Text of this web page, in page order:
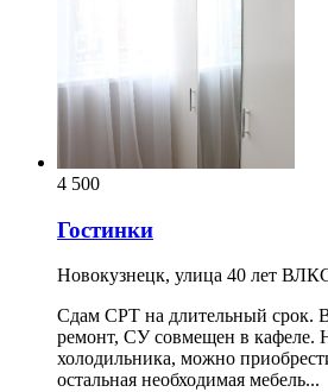
4 500
Гостинки
Новокузнецк, улица 40 лет
Сдам СРТ на длительный срок. В
ремонт, СУ совмещен в кафеле.
холодильника, можно
остальная необходимая мебель...